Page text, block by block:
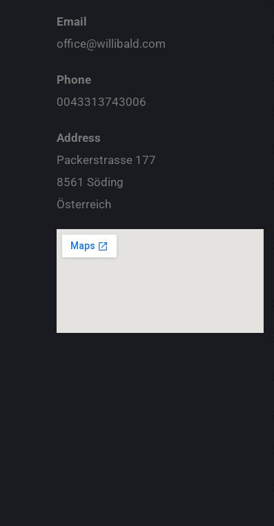
Email
office@willibald.com
Phone
0043313743006
Address
Packerstrasse 177
8561 Söding
Österreich